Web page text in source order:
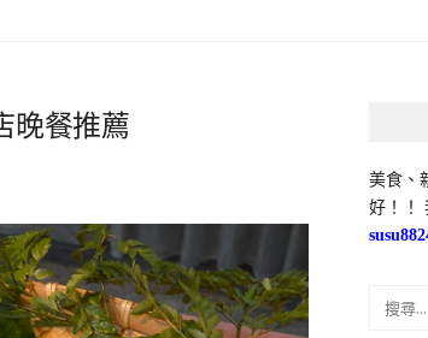
晚餐推薦
美食、
好！！